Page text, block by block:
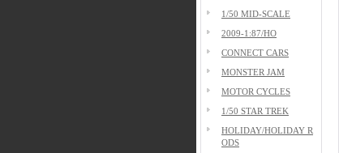
1/50 MID-SCALE
2009-1:87/HO
CONNECT CARS
MONSTER JAM
MOTOR CYCLES
1/50 STAR TREK
HOLIDAY/HOLIDAY R
ODS